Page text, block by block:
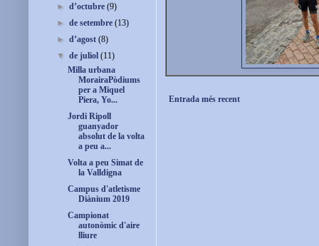
Entrada més recent
►d’octubre(9)
►de setembre(13)
►d’agost(8)
▼de juliol(11)
Milla urbana
MorairaPòdiums
per a Miquel
Piera, Yo...
Jordi Ripoll
guanyador
absolut de la volta
a peu a...
Volta a peu Simat de
la Valldigna
Campus d'atletisme
Diànium 2019
Campionat
autonòmic d'aire
lliure